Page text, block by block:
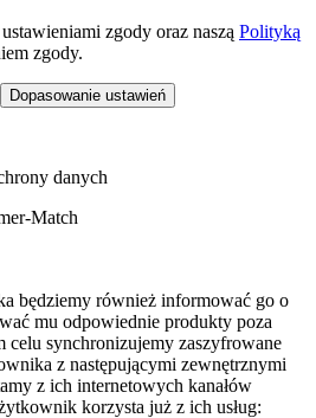
zgody oraz naszą Polityką
zgody.
Dopasowanie ustawień
danych
Match
będziemy również informować go o
mu odpowiednie produkty poza
celu synchronizujemy zaszyfrowane
z następującymi zewnętrznymi
z ich internetowych kanałów
korzysta już z ich usług: